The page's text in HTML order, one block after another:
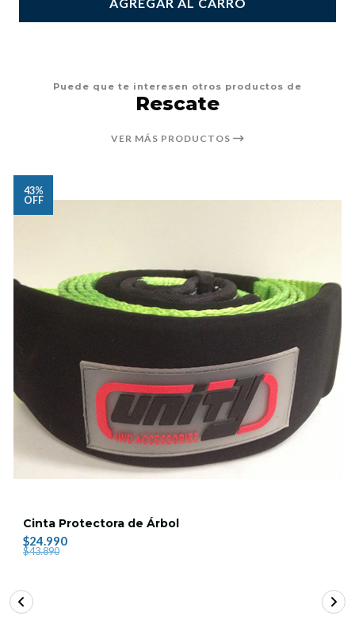
Puede que te interesen otros productos de
Rescate
VER MÁS PRODUCTOS
43%
OFF
Cinta Protectora de Árbol
$24.990
$43.890